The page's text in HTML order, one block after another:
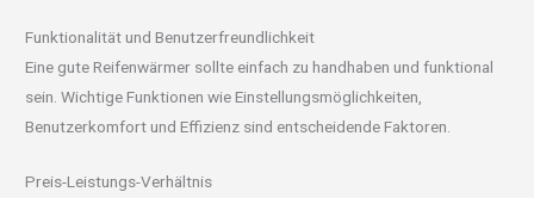
Funktionalität und Benutzerfreundlichkeit
Eine gute Reifenwärmer sollte einfach zu handhaben und funktional
sein. Wichtige Funktionen wie Einstellungsmöglichkeiten,
Benutzerkomfort und Effizienz sind entscheidende Faktoren.
Preis-Leistungs-Verhältnis